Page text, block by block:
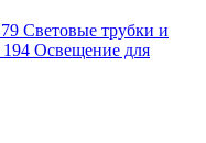
79 Световые трубки и
194 Освещение для